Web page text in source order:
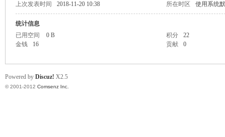
上次发表时间
2018-11-20 10:38 所在时区 使用系统
统计信息
已用空间
0 B 积分
22
金钱
16 贡献 0
Powered by Discuz! X2.5
© 2001-2012 Comsenz Inc.